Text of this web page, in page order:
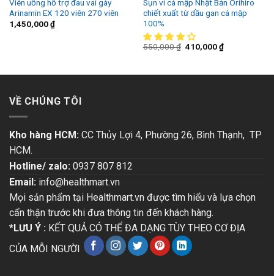
Viên uống hỗ trợ đau vai gáy
Arinamin EX 120 viên 270 viên
1,450,000₫
Sụn vi cá mập Nhật Bản Orihiro
chiết xuất từ dầu gan cá mập
100%
550,000₫ 410,000₫
VỀ CHÚNG TÔI
Kho hàng HCM: CC Thủy Lợi 4, Phường 26, Bình Thạnh, TP
HCM.
Hotline/ zalo: 0937 807 812
Email: info@healthmart.vn
Mọi sản phẩm tại Healthmart.vn được tìm hiểu và lựa chọn
cẩn thận trước khi đưa thông tin đến khách hàng.
*LƯU Ý : KẾT QUẢ CÓ THỂ ĐA DẠNG TÙY THEO CƠ ĐỊA
CỦA MỖI NGƯỜI